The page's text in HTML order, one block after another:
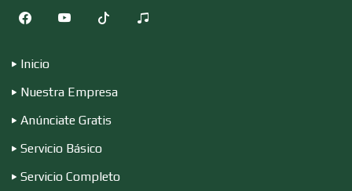
Cocinas Integrales
Inicio
Nuestra Empresa
Anúnciate Gratis
Servicio Básico
Servicio Completo